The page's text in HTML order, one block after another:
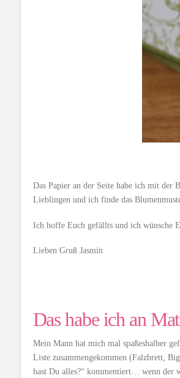
Das Papier an der Seite habe ich mit der
Lieblingen und ich finde das
Ich hoffe Euch gefällts und ich wünsche
Lieben Gruß Jasmin
Das habe ich an
Mein Mann hat mich mal spaßeshalber
Liste zusammengekommen (Falzbrett,
hast Du alles?“ kommentiert… wenn der